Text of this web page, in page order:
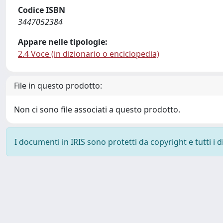
Codice ISBN
3447052384
Appare nelle tipologie:
2.4 Voce (in dizionario o enciclopedia)
File in questo prodotto:
Non ci sono file associati a questo prodotto.
I documenti in IRIS sono protetti da copyright e tutti i